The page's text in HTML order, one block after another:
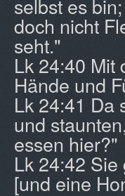
selbst es
doch nicht
seht."
Lk 24:40 Mit
Hände und
Lk 24:41 Da
und
essen hier?"
Lk 24:42
[und eine